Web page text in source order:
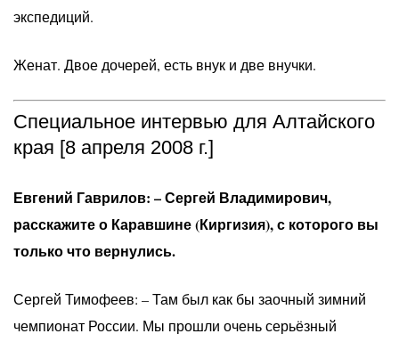
экспедиций.
Женат. Двое дочерей, есть внук и две внучки.
Специальное интервью для Алтайского
края [8 апреля 2008 г.]
Евгений Гаврилов: – Сергей Владимирович,
расскажите о Каравшине (Киргизия), с которого вы
только что вернулись.
Сергей Тимофеев: – Там был как бы заочный зимний
чемпионат России. Мы прошли очень серьёзный